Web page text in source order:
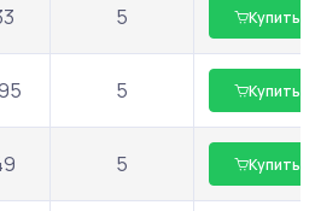
5 Купить
5 Купить
5 Купить